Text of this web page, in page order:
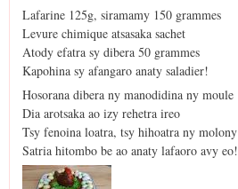
Lafarine 125g, siramamy 150 grammes
Levure chimique atsasaka sachet
Atody efatra sy dibera 50 grammes
Kapohina sy afangaro anaty saladier!
Hosorana dibera ny manodidina ny moule
Dia arotsaka ao izy rehetra ireo
Tsy fenoina loatra, tsy hihoatra ny molony
Satria hitombo be ao anaty lafaoro avy eo!